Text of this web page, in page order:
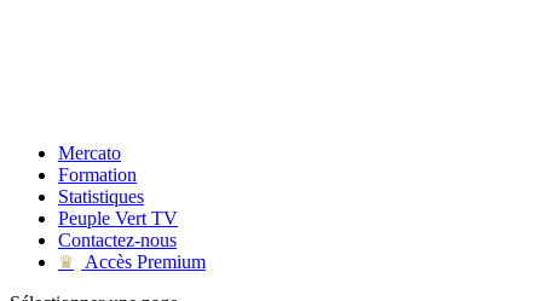
Mercato
Formation
Statistiques
Peuple Vert TV
Contactez-nous
♛
Accès Premium